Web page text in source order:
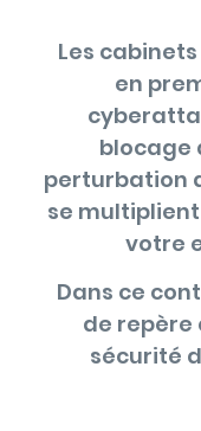
Les
en
blocage
perturbation
se
votre
Dans ce
de repère
sécurité